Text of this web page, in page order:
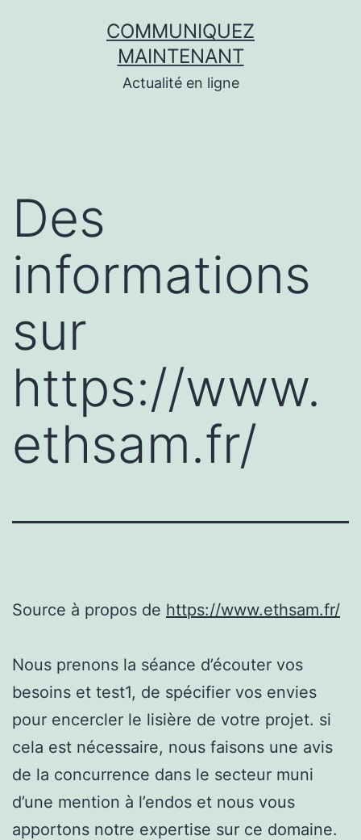
COMMUNIQUEZ
MAINTENANT
Actualité en ligne
Des
informations
sur
https://www.
ethsam.fr/
Source à propos de https://www.ethsam.fr/
Nous prenons la séance d’écouter vos
besoins et test1, de spécifier vos envies
pour encercler le lisière de votre projet. si
cela est nécessaire, nous faisons une avis
de la concurrence dans le secteur muni
d’une mention à l’endos et nous vous
apportons notre expertise sur ce domaine.